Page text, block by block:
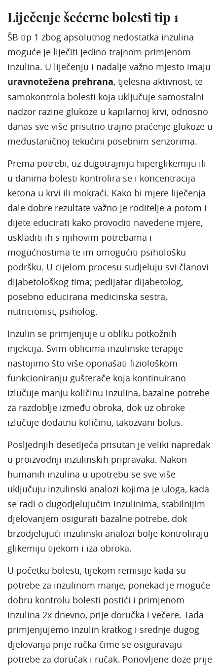
Liječenje šećerne bolesti tip 1
ŠB tip 1 zbog apsolutnog nedostatka inzulina
moguće je liječiti jedino trajnom primjenom
inzulina. U liječenju i nadalje važno mjesto imaju
uravnotežena prehrana, tjelesna aktivnost, te
samokontrola bolesti koja uključuje samostalni
nadzor razine glukoze u kapilarnoj krvi, odnosno
danas sve više prisutno trajno praćenje glukoze u
međustaničnoj tekućini posebnim senzorima.
Prema potrebi, uz dugotrajniju hiperglikemiju ili
u danima bolesti kontrolira se i koncentracija
ketona u krvi ili mokraći. Kako bi mjere liječenja
dale dobre rezultate važno je roditelje a potom i
dijete educirati kako provoditi navedene mjere,
uskladiti ih s njihovim potrebama i
mogućnostima te im omogućiti psihološku
podršku. U cijelom procesu sudjeluju svi članovi
dijabetološkog tima; pedijatar dijabetolog,
posebno educirana medicinska sestra,
nutricionist, psiholog.
Inzulin se primjenjuje u obliku potkožnih
injekcija. Svim oblicima inzulinske terapije
nastojimo što više oponašati fiziološkom
funkcioniranju gušterače koja kontinuirano
izlučuje manju količinu inzulina, bazalne potrebe
za razdoblje između obroka, dok uz obroke
izlučuje dodatnu količinu, takozvani bolus.
Posljednjih desetljeća prisutan je veliki napredak
u proizvodnji inzulinskih pripravaka. Nakon
humanih inzulina u upotrebu se sve više
uključuju inzulinski analozi kojima je uloga, kada
se radi o dugodjelujućim inzulinima, stabilnijim
djelovanjem osigurati bazalne potrebe, dok
brzodjelujući inzulinski analozi bolje kontroliraju
glikemiju tijekom i iza obroka.
U početku bolesti, tijekom remisije kada su
potrebe za inzulinom manje, ponekad je moguće
dobru kontrolu bolesti postići i primjenom
inzulina 2x dnevno, prije doručka i večere. Tada
primjenjujemo inzulin kratkog i srednje dugog
djelovanja prije ručka čime se osiguravaju
potrebe za doručak i ručak. Ponovljene doze prije